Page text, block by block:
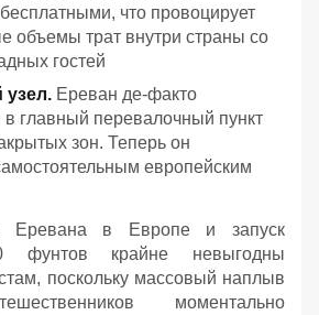
что провоцирует
объемы трат внутри страны со
гостей
узел. Ереван де-факто
в главный перевалочный пункт
зон. Теперь он
европейским
Еревана в Европе и запуск
фунтов крайне невыгодны
поскольку массовый наплыв
моментально